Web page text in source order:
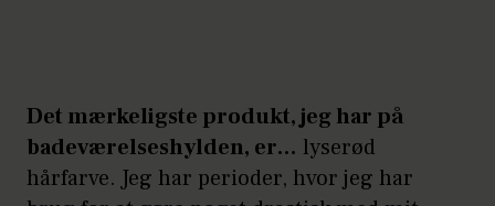
Det mærkeligste produkt, jeg har på
badeværelseshylden, er… lyserød
hårfarve. Jeg har perioder, hvor jeg har